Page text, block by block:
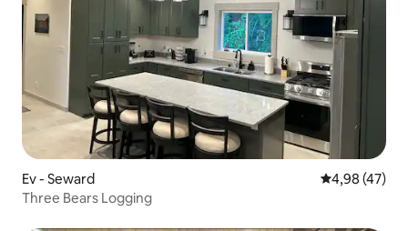
Ev - Seward 5 üzerinden
4,98 (47)
Three Bears Logging